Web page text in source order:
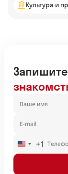
Культура и
United
States
+1